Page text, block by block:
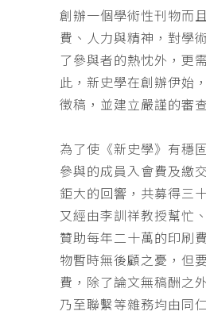
創辦一個學術性刊物而
費、人力與精神，對學
了參與者的熱忱外，更
此，新史學在創辦伊始
徵稿，並建立嚴謹的審
為了使《新史學》有穩
參與的成員入會費及繳
鉅大的回響，共募得三
又經由李訓祥教授幫忙
贊助每年二十萬的印刷
物暫時無後顧之憂，但
費，除了論文無稿酬之
乃至聯繫等雜務均由同